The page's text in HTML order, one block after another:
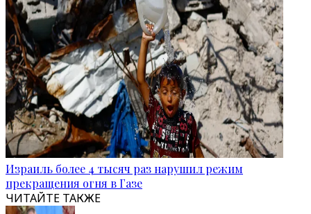
Израиль более 4 тысяч раз нарушил режим
прекращения огня в Газе
ЧИТАЙТЕ ТАКЖЕ